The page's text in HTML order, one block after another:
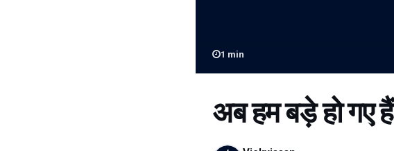
1 min
अब हम बड़े हो गए हैं